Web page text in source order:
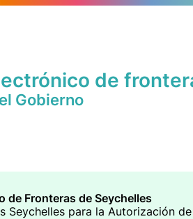
de
Gobierno
de Fronteras de Seychelles
Seychelles para la Autorización